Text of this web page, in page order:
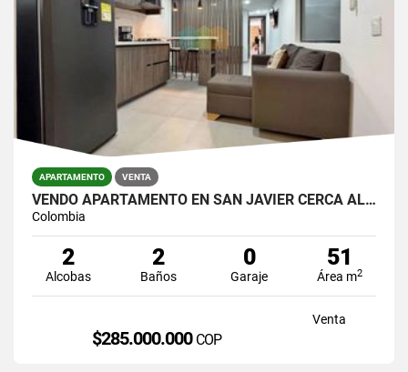
APARTAMENTO VENTA
VENDO APARTAMENTO EN SAN JAVIER CERCA AL METRO
Colombia
2
Alcobas
2
Baños
0
Garaje
51
Área m2
Venta
$285.000.000 COP